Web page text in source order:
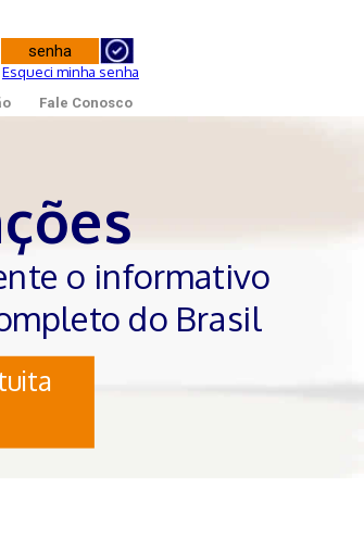
Esqueci minha senha
Fale Conosco
o informativo
do Brasil